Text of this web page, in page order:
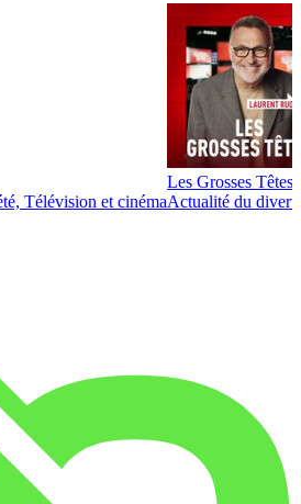
Télévision et cinéma
Les Grosses Têtes
Actualité du